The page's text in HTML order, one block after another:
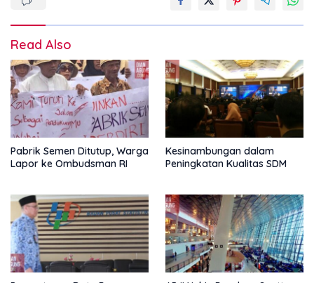
Read Also
Pabrik Semen Ditutup, Warga
Lapor ke Ombudsman RI
Kesinambungan dalam
Peningkatan Kualitas SDM